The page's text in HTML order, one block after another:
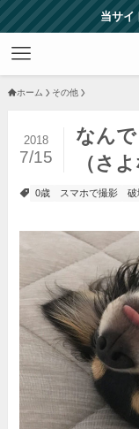
当サイ
ホーム その他
なん
（さ
2018
7/15
0歳 スマホで撮影 破